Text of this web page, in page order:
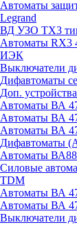
Автоматы
Legrand
ВД УЗО TX3
Автоматы RX3
ИЭК
Выключатели
Дифавтоматы
Доп.
Автоматы ВА
Автоматы ВА
Автоматы ВА
Дифавтоматы
Автоматы ВА88
Силовые
TDM
Автоматы ВА
Автоматы ВА
Выключатели